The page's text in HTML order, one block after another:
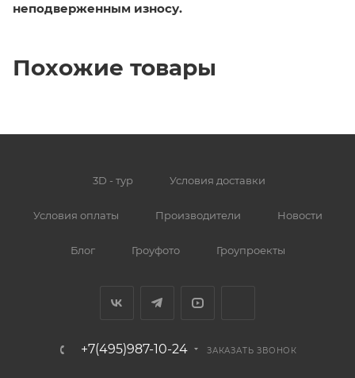
неподверженным износу.
Похожие товары
3D - тур Условия доставки
Условия оплаты Производители Новости
Блог Гроуфото Гроупроекты
+7(495)987-10-24 ЗАКАЗАТЬ ЗВОНОК